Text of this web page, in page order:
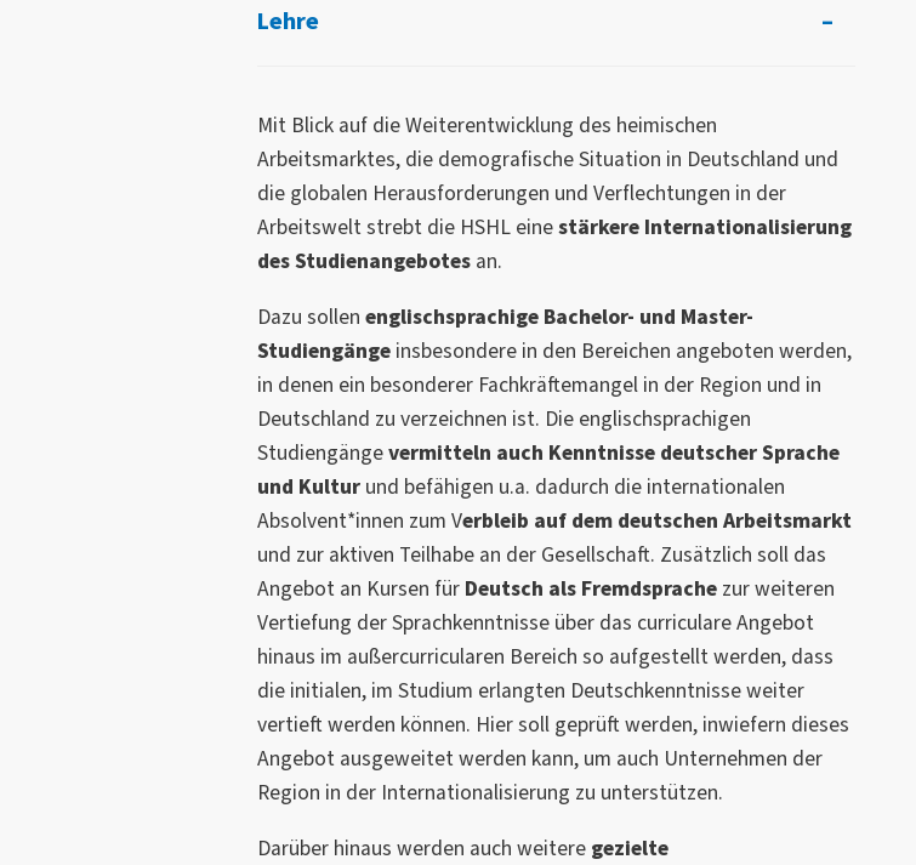
Lehre
Mit Blick auf die Weiterentwicklung des heimischen
Arbeitsmarktes, die demografische Situation in Deutschland und
die globalen Herausforderungen und Verflechtungen in der
Arbeitswelt strebt die HSHL einestärkere Internationalisierung
des Studienangebotes an.
Dazu sollen englischsprachige Bachelor- und Master-
Studiengängeinsbesondere in den Bereichen angeboten werden,
in denen ein besonderer Fachkräftemangel in der Region und in
Deutschland zu verzeichnen ist. Die englischsprachigen
Studiengängevermitteln auch Kenntnisse deutscher Sprache
und Kulturund befähigen u.a. dadurch die internationalen
Absolvent*innen zum Verbleib auf dem deutschen Arbeitsmarkt
und zur aktiven Teilhabe an der Gesellschaft. Zusätzlich soll das
Angebot an Kursen für Deutsch als Fremdsprachezur weiteren
Vertiefung der Sprachkenntnisse über das curriculare Angebot
hinaus im außercurricularen Bereich so aufgestellt werden, dass
die initialen, im Studium erlangten Deutschkenntnisse weiter
vertieft werden können. Hier soll geprüft werden, inwiefern dieses
Angebot ausgeweitet werden kann, um auch Unternehmen der
Region in der Internationalisierung zu unterstützen.
Darüber hinaus werden auch weitere gezielte